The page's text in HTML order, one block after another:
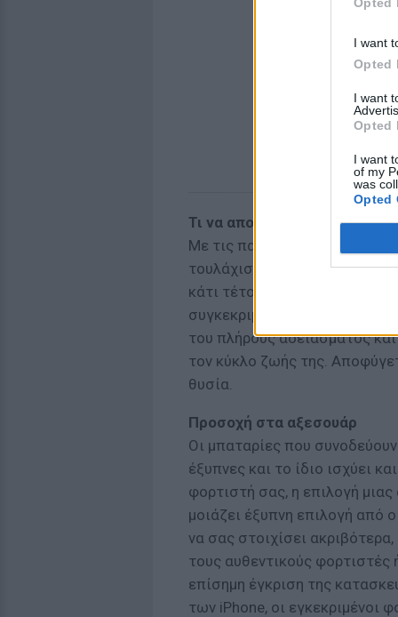
I want
Opted
I want
Opted
I want
of my
was
Opted
Τι να αποφεύγω
Με τις παλιές μπαταρίες, η
τουλάχιστον, βοηθούσαν τη
κάτι τέτοιο δεν ισχύει. Για
συγκεκριμένο κύκλο
του πλήρους αδειάσματος
τον κύκλο ζωής της.
θυσία.
Προσοχή στα αξεσουάρ
Οι μπαταρίες που
έξυπνες και το ίδιο ισχύει
φορτιστή σας, η επιλογή
μοιάζει έξυπνη επιλογή από
να σας στοιχίσει
τους αυθεντικούς φορτιστές
επίσημη έγκριση της
των iPhone, οι εγκεκριμένοι